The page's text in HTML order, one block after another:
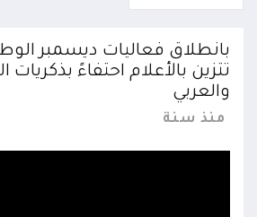
بانطلاق فعاليات ديسمبر
تتزين بالأعلام احتفاءً
والعربي
منذ سنة